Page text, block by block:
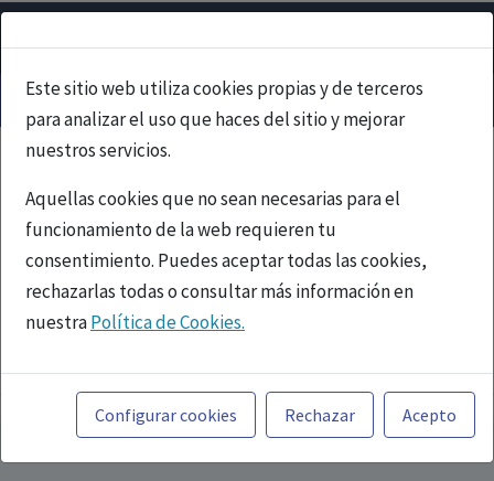
Este sitio web utiliza cookies propias y de terceros
para analizar el uso que haces del sitio y mejorar
nuestros servicios.
Aquellas cookies que no sean necesarias para el
funcionamiento de la web requieren tu
consentimiento. Puedes aceptar todas las cookies,
rechazarlas todas o consultar más información en
nuestraPolítica de Cookies.
Toda la información incluida en la Página Web está
referida a productos del mercado español y, por
tanto, dirigida a profesionales sanitarios legalmente
facultados para prescribir o dispensar medicamentos
Configurar cookies Rechazar Acepto